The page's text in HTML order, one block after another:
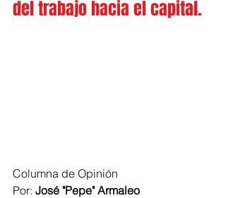
del trabajo hacia el capital.
Columna de Opinión
Por: José "Pepe" Armaleo